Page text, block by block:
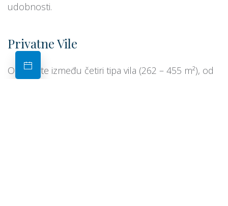
udobnosti.
Privatne Vile
Odaberite između četiri tipa vila (262 – 455 m²), od